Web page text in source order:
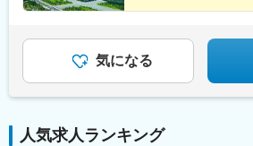
港、建築、福祉、情報、PFI、NPM、
発展に伴い多くのプロジェクトに携わ
変更の範囲：本文参照
気になる
人気求人ランキング